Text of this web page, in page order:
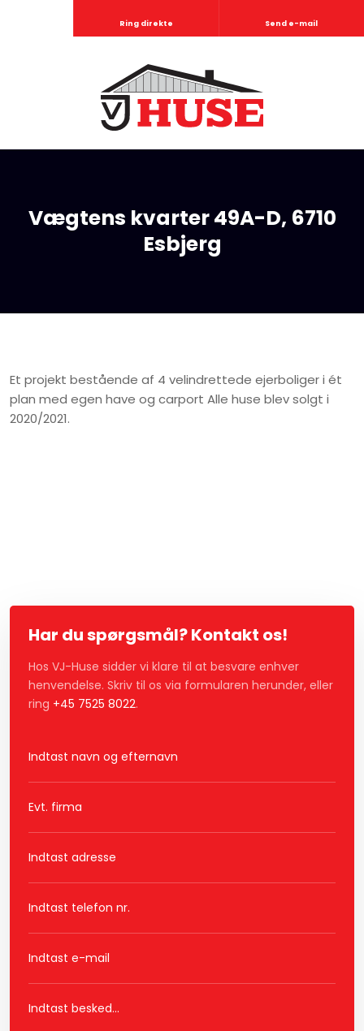
Ring direkte Send e-mail
Vægtens kvarter 49A-D, 6710
Esbjerg​
Et projekt bestående af 4 velindrettede ejerboliger i ét
plan med egen have og carport Alle huse blev solgt i
2020/2021.​​
Har du spørgsmål? Kontakt os!
Hos VJ-Huse sidder vi klare til at besvare enhver
henvendelse. Skriv til os via formularen herunder, eller
ring +45 7525 8022.